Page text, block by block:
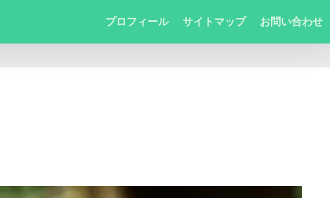
プロフィール サイトマップ お問い合わせ